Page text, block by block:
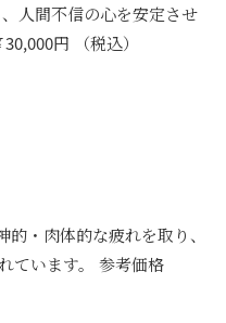
人間不信の心を安定させ
円 （税込）
肉体的な疲れを取り、
ています。 参考価格